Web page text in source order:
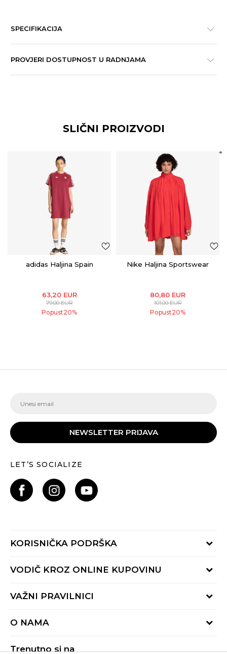
SPECIFIKACIJA
PROVJERI DOSTUPNOST U RADNJAMA
SLIČNI PROIZVODI
adidas Haljina Spain
63,20 EUR
79,00EUR
Popust20%
Nike Haljina Sportswear
80,80 EUR
101,00EUR
Popust20%
NEWSLETTER PRIJAVA
LET’S SOCIALIZE
KORISNIČKA PODRŠKA
Provjeri status porudžbine
Radno vrijeme 9-16h
VODIČ KROZ ONLINE KUPOVINU
Načini isporuke
Reklamacije
VAŽNI PRAVILNICI
Pravila Sport&Bonus programa
O NAMA
Trenutno si na